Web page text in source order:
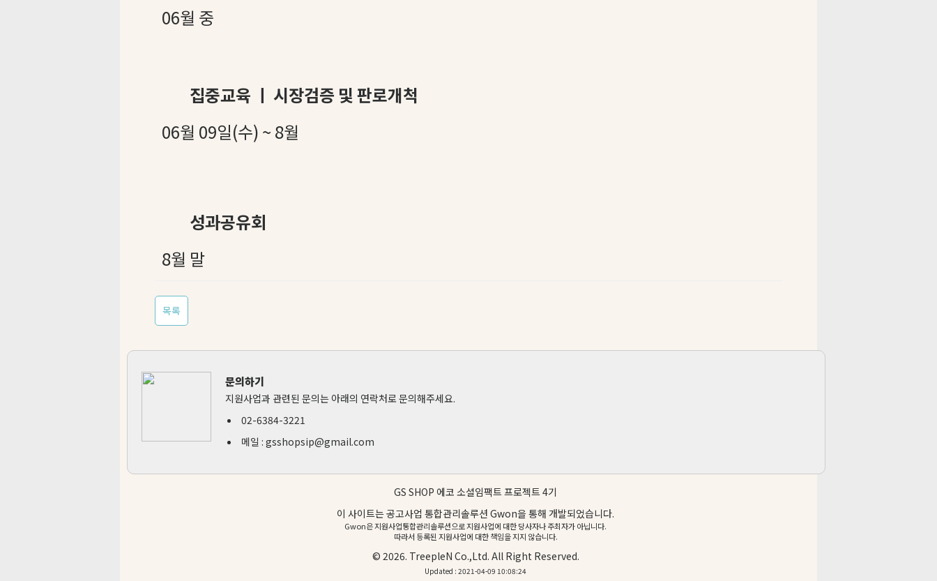
06월 중
집중교육 ㅣ 시장검증 및 판로개척
06월 09일(수) ~ 8월
성과공유회
8월 말
목록
문의하기
지원사업과 관련된 문의는 아래의 연락처로 문의해주세요.
02-6384-3221
메일 : gsshopsip@gmail.com
GS SHOP 에코 소셜임팩트 프로젝트 4기
이 사이트는 공고사업 통합관리솔루션 Gwon을 통해 개발되었습니다.
Gwon은 지원사업통합관리솔루션으로 지원사업에 대한 당사자나 주최자가 아닙니다.
따라서 등록된 지원사업에 대한 책임을 지지 않습니다.
© 2026. TreepleN Co.,Ltd. All Right Reserved.
Updated : 2021-04-09 10:08:24